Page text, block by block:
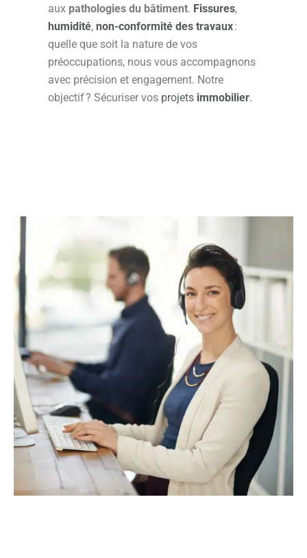
aux pathologies du bâtiment. Fissures,
humidité, non-conformité des travaux:
quelle que soit la nature de vos
préoccupations, nous vous accompagnons
avec précision et engagement. Notre
objectif ? Sécuriser vos projets immobilier.